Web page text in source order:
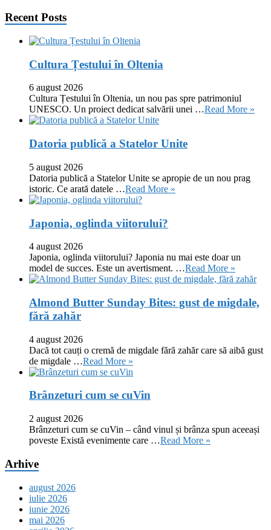
Recent Posts
Cultura Țestului în Oltenia
6 august 2026
Cultura Țestului în Oltenia, un nou pas spre patrimoniul
UNESCO. Un proiect dedicat salvării unei …Read More »
Datoria publică a Statelor Unite
5 august 2026
Datoria publică a Statelor Unite se apropie de un nou prag
istoric. Ce arată datele …Read More »
Japonia, oglinda viitorului?
4 august 2026
Japonia, oglinda viitorului? Japonia nu mai este doar un
model de succes. Este un avertisment. …Read More »
Almond Butter Sunday Bites: gust de migdale,
fără zahăr
4 august 2026
Dacă tot cauți o cremă de migdale fără zahăr care să aibă gust
de migdale …Read More »
Brânzeturi cum se cuVin
2 august 2026
Brânzeturi cum se cuVin – când vinul și brânza spun aceeași
poveste Există evenimente care …Read More »
Arhive
august 2026
iulie 2026
iunie 2026
mai 2026